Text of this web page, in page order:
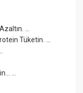
...
Tüketin. ...
...